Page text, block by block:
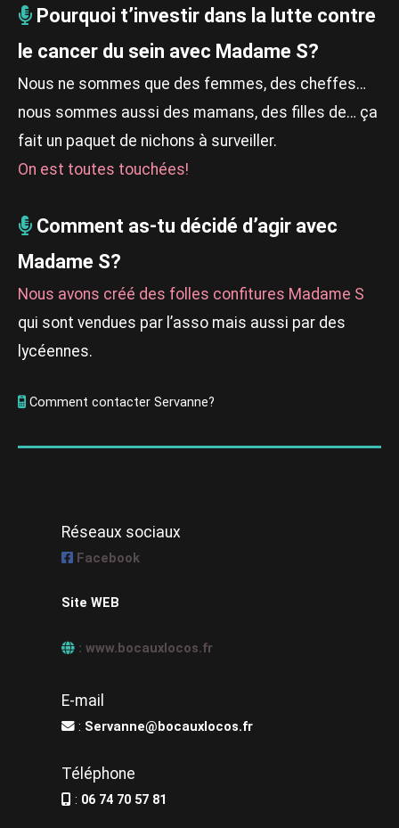
Pourquoi t’investir dans la lutte contre
le cancer du sein avec Madame S?
Nous ne sommes que des femmes, des cheffes…
nous sommes aussi des mamans, des filles de… ça
fait un paquet de nichons à surveiller.
On est toutes touchées!
Comment as-tu décidé d’agir avec
Madame S?
Nous avons créé des folles confitures Madame S
qui sont vendues par l’asso mais aussi par des
lycéennes.
Comment contacter Servanne?
Réseaux sociaux
Facebook
Site WEB
: www.bocauxlocos.fr
E-mail
: Servanne@bocauxlocos.fr
Téléphone
: 06 74 70 57 81